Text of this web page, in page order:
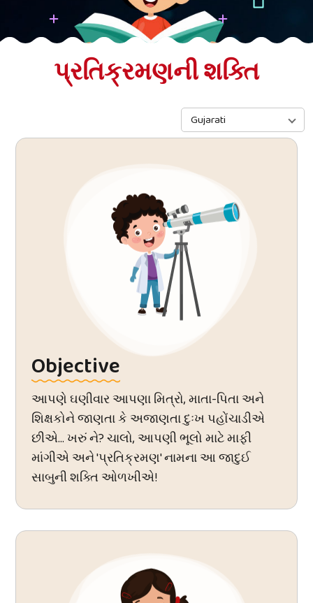
પ્રતિક્રમણની શક્તિ
Gujarati
Objective
આપણે ઘણીવાર આપણા મિત્રો, માતા-પિતા અને
શિક્ષકોને જાણતા કે અજાણતા દુઃખ પહોંચાડીએ
છીએ... ખરું ને? ચાલો, આપણી ભૂલો માટે માફી
માંગીએ અને 'પ્રતિક્રમણ' નામના આ જાદુઈ
સાબુની શક્તિ ઓળખીએ!